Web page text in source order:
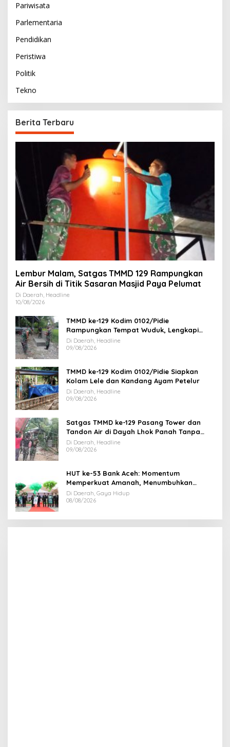
Pariwisata
Parlementaria
Pendidikan
Peristiwa
Politik
Tekno
Berita Terbaru
Lembur Malam, Satgas TMMD 129 Rampungkan
Air Bersih di Titik Sasaran Masjid Paya Pelumat
Di Daerah, Headline
10/08/2026
TMMD ke-129 Kodim 0102/Pidie
Rampungkan Tempat Wuduk, Lengkapi
Fasilitas Sumur Bor dan MCK
Di Daerah, Headline
09/08/2026
TMMD ke-129 Kodim 0102/Pidie Siapkan
Kolam Lele dan Kandang Ayam Petelur
Di Daerah, Headline
09/08/2026
Satgas TMMD ke-129 Pasang Tower dan
Tandon Air di Dayah Lhok Panah Tanpa
Jeda
Di Daerah, Headline
09/08/2026
HUT ke-53 Bank Aceh: Momentum
Memperkuat Amanah, Menumbuhkan
Keberkahan Bagi Aceh
Di Daerah, Gaya Hidup
08/08/2026